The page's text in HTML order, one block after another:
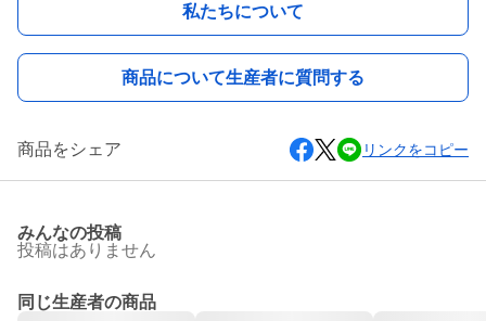
私たちについて
商品について生産者に質問する
商品をシェア リンクをコピー
みんなの投稿
投稿はありません
同じ生産者の商品